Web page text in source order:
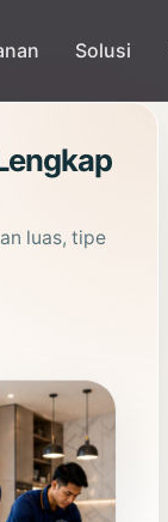
Solusi
luas, tipe